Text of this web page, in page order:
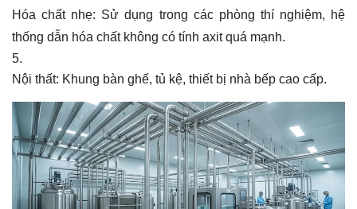
Hóa chất nhẹ: Sử dụng trong các phòng thí nghiệm, hệ
thống dẫn hóa chất không có tính axit quá mạnh.
Nội thất: Khung bàn ghế, tủ kệ, thiết bị nhà bếp cao cấp.